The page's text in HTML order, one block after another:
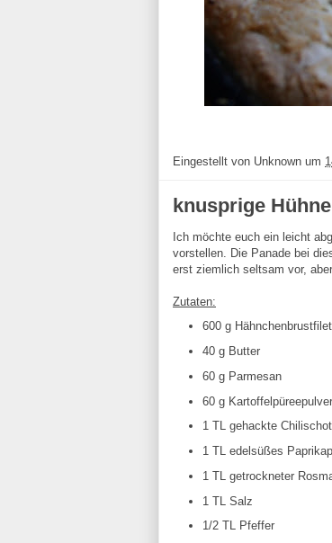
Eingestellt von Unknown um
knusprige
Ich möchte euch ein leicht
vorstellen. Die Panade bei
erst ziemlich seltsam vor,
Zutaten:
600 g Hähnchenbrustfilet
40 g Butter
60 g Parmesan
60 g Kartoffelpüreepulver
1 TL gehackte
1 TL edelsüßes
1 TL getrockneter
1 TL Salz
1/2 TL Pfeffer